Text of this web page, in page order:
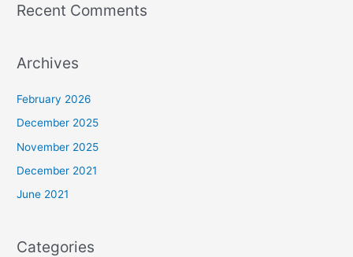
Recent Comments
Archives
February 2026
December 2025
November 2025
December 2021
June 2021
Categories